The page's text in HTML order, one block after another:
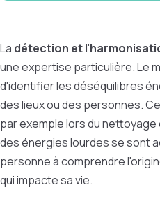
La détection et
une expertise particulière. Le
d'identifier les déséquilibres
des lieux ou des personnes.
par exemple lors du
des énergies lourdes se sont
personne à comprendre
qui impacte sa vie.